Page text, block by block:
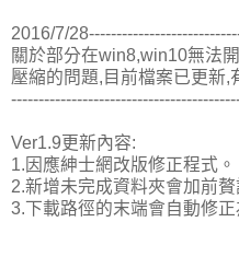
2016/7/
關於部分在win8,win10無法
壓縮的問題,目前檔案已更新,
Ver1.9更新內容:
1.因應紳士網改版修正程式。
2.新增未完成資料夾會加前贅
3.下載路徑的末端會自動修正